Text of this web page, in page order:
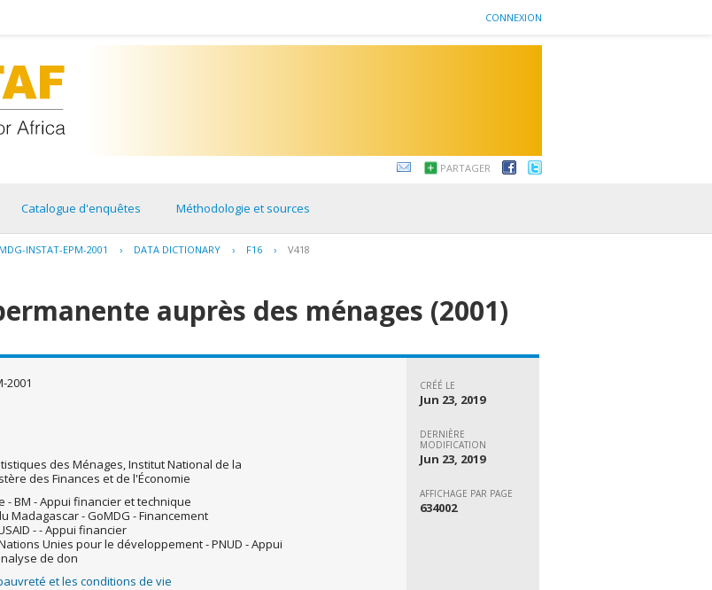
CONNEXION
PARTAGER
Catalogue d'enquêtes Méthodologie et sources
MDG-INSTAT-EPM-2001 › DATA DICTIONARY › F16 › V418
auprès des ménages (2001)
2001
des Ménages, Institut National de la
des Finances et de l'Économie
- BM - Appui financier et technique
Madagascar - GoMDG - Financement
- - Appui financier
Unies pour le développement - PNUD - Appui
de don
et les conditions de vie
CRÉÉ LE
Jun 23, 2019
DERNIÈRE
MODIFICATION
Jun 23, 2019
AFFICHAGE PAR PAGE
634002